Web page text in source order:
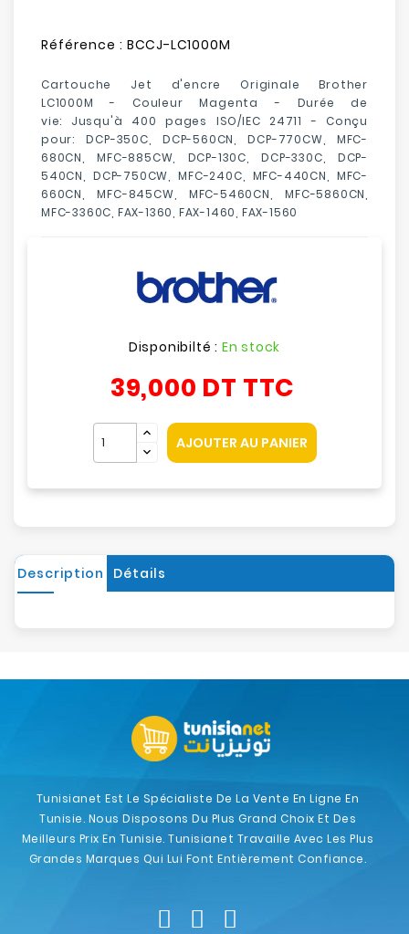
Référence : BCCJ-LC1000M
Cartouche Jet d'encre Originale Brother
LC1000M - Couleur Magenta - Durée de
vie: Jusqu'à 400 pages ISO/IEC 24711 - Conçu
pour:DCP-350C, DCP-560CN, DCP-770CW, MFC-
680CN, MFC-885CW, DCP-130C, DCP-330C, DCP-
540CN, DCP-750CW, MFC-240C, MFC-440CN, MFC-
660CN, MFC-845CW, MFC-5460CN, MFC-5860CN,
MFC-3360C, FAX-1360, FAX-1460, FAX-1560
Disponibilté : En stock
39,000 DT TTC
AJOUTER AU PANIER
Description Détails
Tunisianet Est Le Spécialiste De La Vente En Ligne En
Tunisie. Nous Disposons Du Plus Grand Choix Et Des
Meilleurs Prix En Tunisie. Tunisianet Travaille Avec Les Plus
Grandes Marques Qui Lui Font Entièrement Confiance.